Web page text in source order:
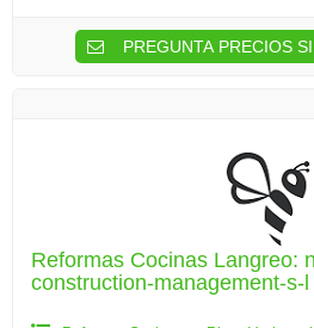
PREGUNTA PRECIOS
Reformas Cocinas Langreo:
construction-management-s-l